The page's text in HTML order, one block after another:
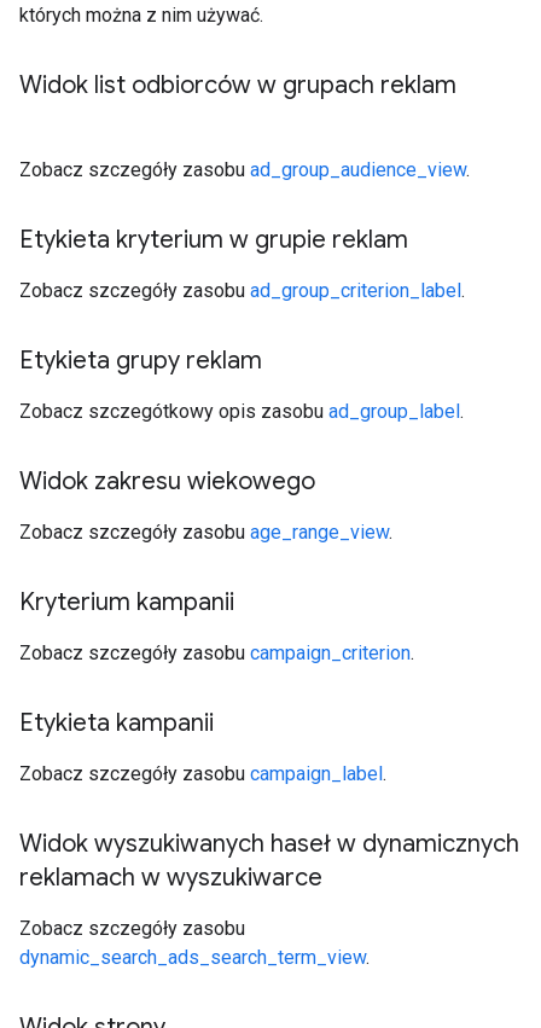
których można z nim używać.
Widok list odbiorców w grupach reklam
Zobacz szczegóły zasobu ad_group_audience_view.
Etykieta kryterium w grupie reklam
Zobacz szczegóły zasobu ad_group_criterion_label.
Etykieta grupy reklam
Zobacz szczegótkowy opis zasobu ad_group_label.
Widok zakresu wiekowego
Zobacz szczegóły zasobu age_range_view.
Kryterium kampanii
Zobacz szczegóły zasobu campaign_criterion.
Etykieta kampanii
Zobacz szczegóły zasobu campaign_label.
Widok wyszukiwanych haseł w dynamicznych
reklamach w wyszukiwarce
Zobacz szczegóły zasobu
dynamic_search_ads_search_term_view.